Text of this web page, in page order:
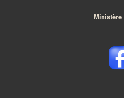
Ministère